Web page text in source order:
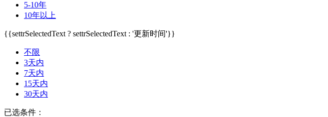
5-10年
10年以上
{{settrSelectedText ? settrSelectedText : '更新时间'}}
不限
3天内
7天内
15天内
30天内
已选条件：